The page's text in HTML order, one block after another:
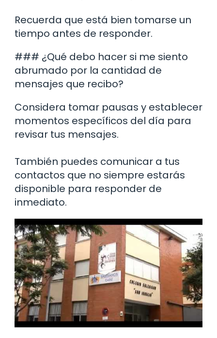
Recuerda que está bien tomarse un
tiempo antes de responder.
### ¿Qué debo hacer si me siento
abrumado por la cantidad de
mensajes que recibo?
Considera tomar pausas y establecer
momentos específicos del día para
revisar tus mensajes.
También puedes comunicar a tus
contactos que no siempre estarás
disponible para responder de
inmediato.